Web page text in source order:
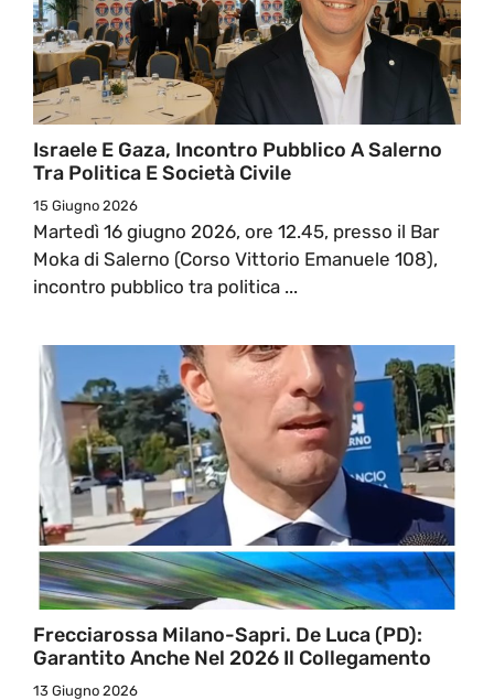
Israele E Gaza, Incontro Pubblico A Salerno
Tra Politica E Società Civile
15 Giugno 2026
Martedì 16 giugno 2026, ore 12.45, presso il Bar
Moka di Salerno (Corso Vittorio Emanuele 108),
incontro pubblico tra politica ...
Frecciarossa Milano-Sapri. De Luca (PD):
Garantito Anche Nel 2026 Il Collegamento
13 Giugno 2026